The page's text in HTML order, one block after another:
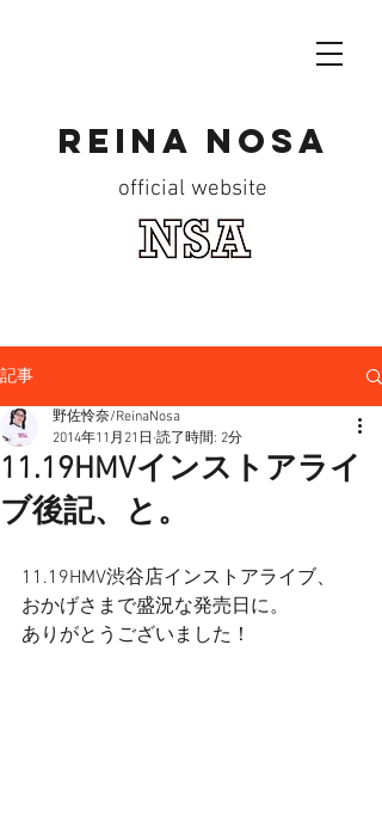
reina nosa
official website
記事
11.19HMVインストアライ
ブ後記、と。
野佐怜奈/ReinaNosa
2014年11月21日 読了時間: 2分
11.19HMV渋谷店インストアライブ、
おかげさまで盛況な発売日に。
ありがとうございました！